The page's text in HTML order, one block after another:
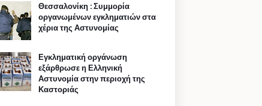
Θεσσαλονίκη : Συμμορία
οργανωμένων εγκληματιών στα
χέρια της Αστυνομίας
Εγκληματική οργάνωση
εξάρθρωσε η Ελληνική
Αστυνομία στην περιοχή της
Καστοριάς